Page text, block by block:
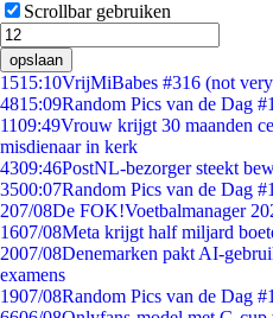
Scrollbar gebruiken
opslaan
1515:10VrijMiBabes #316 (not
4815:09Random Pics van de Dag
1109:49Vrouw krijgt 30 maanden
misdienaar in kerk
4309:46PostNL-bezorger steekt
3500:07Random Pics van de Dag
207/08De FOK!Voetbalmanager
1607/08Meta krijgt half miljard
2007/08Denemarken pakt AI-
examens
1907/08Random Pics van de Dag